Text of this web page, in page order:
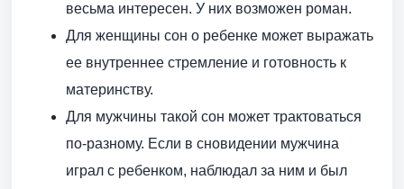
весьма интересен. У них возможен роман.
Для женщины сон о ребенке может выражать
ее внутреннее стремление и готовность к
материнству.
Для мужчины такой сон может трактоваться
по-разному. Если в сновидении мужчина
играл с ребенком, наблюдал за ним и был